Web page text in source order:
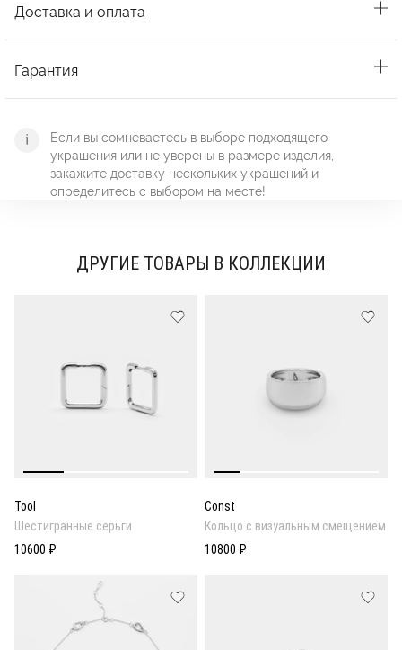
Доставка и оплата
Гарантия
Если вы сомневаетесь в выборе подходящего
украшения или не уверены в размере изделия,
закажите доставку нескольких украшений и
определитесь с выбором на месте!
ДРУГИЕ ТОВАРЫ В КОЛЛЕКЦИИ
Tool
Шестигранные серьги
10600 ₽
Const
Кольцо с визуальным смещением
10800 ₽